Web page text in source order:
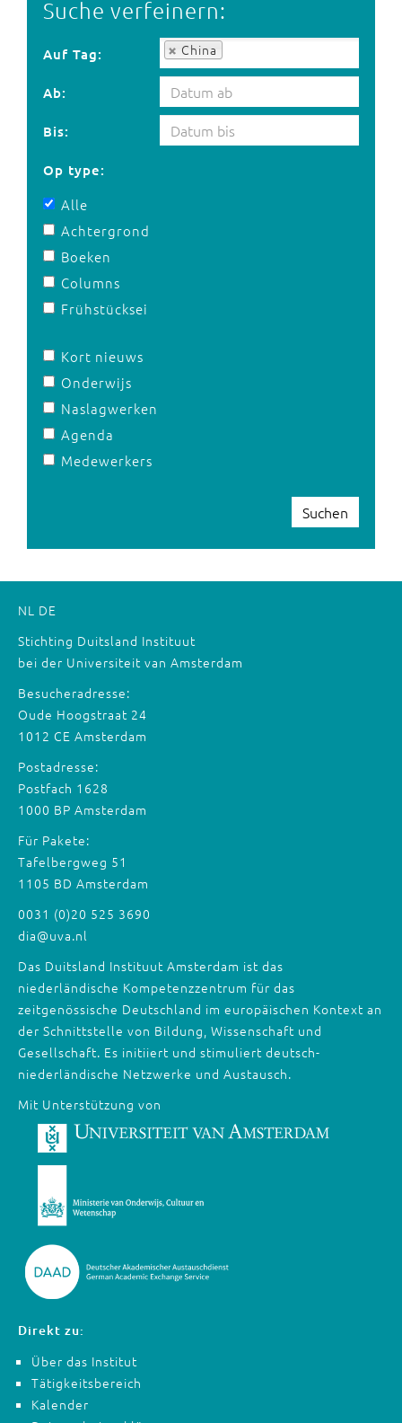
Suche verfeinern:
Auf Tag: China
Auf Tag:
Ab:
Bis:
Op type:
Alle
Achtergrond
Boeken
Columns
Frühstücksei
Kort nieuws
Onderwijs
Naslagwerken
Agenda
Medewerkers
Suchen
NL DE
Stichting Duitsland Instituut
bei der Universiteit van Amsterdam
Besucheradresse:
Oude Hoogstraat 24
1012 CE Amsterdam
Postadresse:
Postfach 1628
1000 BP Amsterdam
Für Pakete:
Tafelbergweg 51
1105 BD Amsterdam
0031 (0)20 525 3690
dia@uva.nl
Das Duitsland Instituut Amsterdam ist das
niederländische Kompetenzzentrum für das
zeitgenössische Deutschland im europäischen Kontext an
der Schnittstelle von Bildung, Wissenschaft und
Gesellschaft. Es initiiert und stimuliert deutsch-
niederländische Netzwerke und Austausch.
Mit Unterstützung von
Direkt zu:
Über das Institut
Tätigkeitsbereich
Kalender